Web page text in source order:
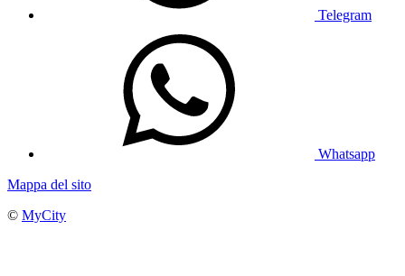
Telegram
Whatsapp
Mappa del sito
© MyCity